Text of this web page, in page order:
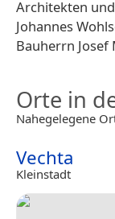
Architekten
Johannes
Bauherrn
Orte in
Nahegelegene
Vechta
Kleinstadt